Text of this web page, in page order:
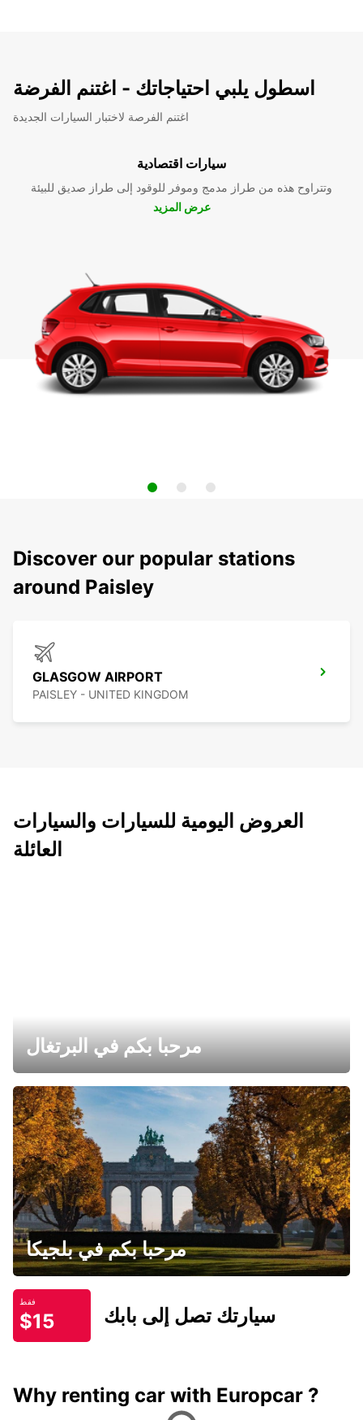
اسطول يلبي احتياجاتك - اغتنم الفرضة
اغتنم الفرصة لاختبار السيارات الجديدة
سيارات اقتصادية
وتتراوح هذه من طراز مدمج وموفر للوقود إلى طراز صديق للبيئة
عرض المزيد
Discover our popular stations
around Paisley
GLASGOW AIRPORT
PAISLEY - UNITED KINGDOM
العروض اليومية للسيارات والسيارات
العائلة
مرحبا بكم في البرتغال
مرحبا بكم في بلجيكا
فقط
$15 سيارتك تصل إلى بابك
Why renting car with Europcar ?